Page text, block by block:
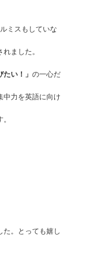
ミスもしていな
ました。
たい！」 の一心だ
中力を英語に向け
た。とっても嬉し